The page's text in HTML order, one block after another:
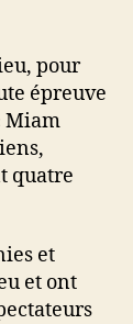
pour
épreuve
Miam
quatre
et
et ont